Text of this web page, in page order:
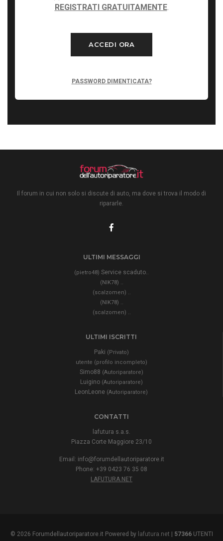
REGISTRATI GRATUITAMENTE.
ACCEDI ORA
PASSWORD DIMENTICATA?
Il forum in cui non solo si discute di auto, ma dove si trova il modo di
ripararle.
ULTIMI MESSAGGI
(pietro48) Service scaduto..
(NIK78)
(scalzomen)
(NIK78)
(scalzomen)
ULTIMI ISCRITTI
Paki (Privato)
utente (profilo incompleto)
Simo88 (Autoriparatore)
Luigino (Autoriparatore)
LeonLeone (Autoriparatore)
CONTATTI
lafutura s.a.s.
Piazza Corte Maggiore 23/10
Email: info@forumdellautoriparatore.it
Phone: +39 0423 76 35 08
LAFUTURA.NET
© 2026 Forumdellautoriparatore.it Powered by lafutura.net | 57366UTENTI